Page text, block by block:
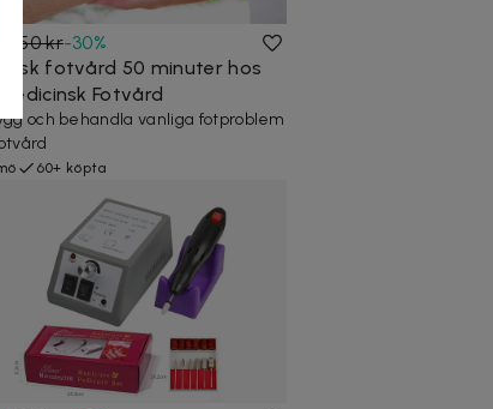
650 kr-30%
fotvård 50 minuter hos
Medicinsk Fotvård
och behandla vanliga fotproblem
60+ köpta